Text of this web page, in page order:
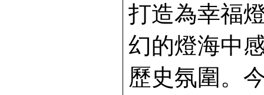
打造為幸福
幻的燈海中
歷史氛圍。